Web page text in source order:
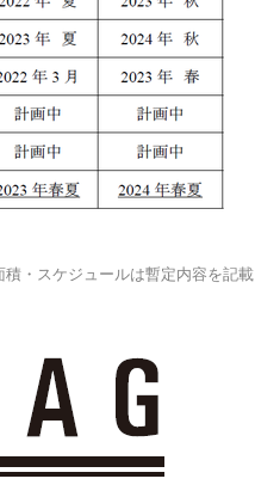
・スケジュールは暫定内容を記載